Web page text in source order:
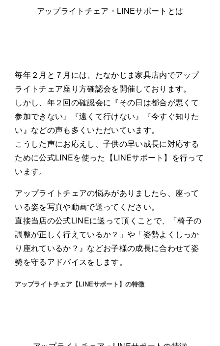
アップライトチェア・LINEサポートとは
毎年２月と７月には、たなかじま家具店内でアップ
ライトチェア座り方確認会を開催しております。
しかし、年２回の確認会に『その日は都合が悪くて
参加できない』『遠くて行けない』『今すぐ知りた
い』などの声も多くいただいています。
こうした声にお応えし、子供の早い成長に対応する
ために公式LINEを使った【LINEサポート】を行って
います。
アップライトチェアの悩みがありましたら、座って
いる姿を写真や動画で送ってください。
直接当店の公式LINEに送って頂くことで、「椅子の
調整が正しく行えているか？」や「姿勢よくしっか
り座れているか？』などお子様の成長に合わせて姿
勢を守るアドバイスをします。
アップライトチェア【LINEサポート】の特徴